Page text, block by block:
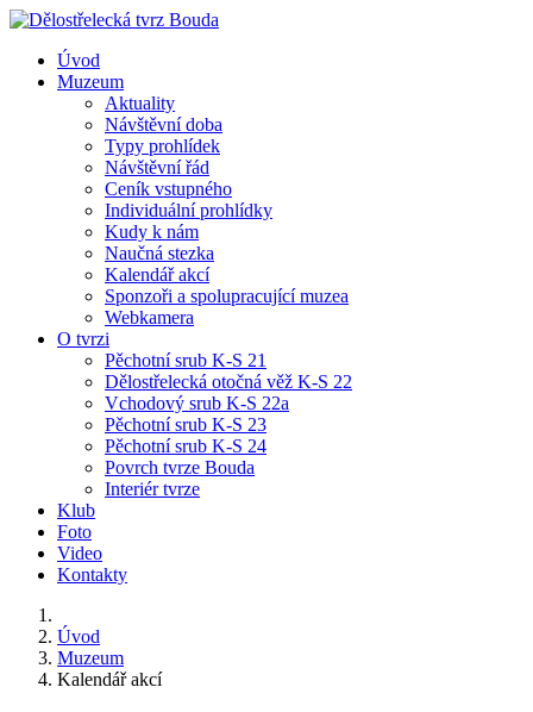
Úvod
Muzeum
Aktuality
Návštěvní doba
Typy prohlídek
Návštěvní řád
Ceník vstupného
Individuální prohlídky
Kudy k nám
Naučná stezka
Kalendář akcí
Sponzoři a spolupracující muzea
Webkamera
O tvrzi
Pěchotní srub K-S 21
Dělostřelecká otočná věž K-S 22
Vchodový srub K-S 22a
Pěchotní srub K-S 23
Pěchotní srub K-S 24
Povrch tvrze Bouda
Interiér tvrze
Klub
Foto
Video
Kontakty
Úvod
Muzeum
Kalendář akcí